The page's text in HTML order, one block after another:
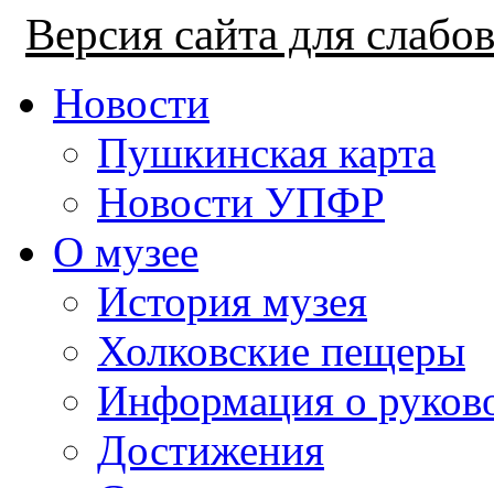
Версия сайта для
Новости
Пушкинская карта
Новости УПФР
О музее
История музея
Холковские пещеры
Информация о
Достижения